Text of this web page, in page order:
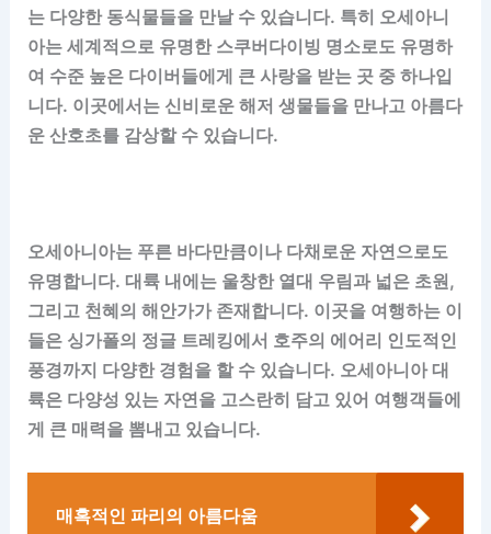
는 다양한 동식물들을 만날 수 있습니다. 특히 오세아니
아는 세계적으로 유명한 스쿠버다이빙 명소로도 유명하
여 수준 높은 다이버들에게 큰 사랑을 받는 곳 중 하나입
니다. 이곳에서는 신비로운 해저 생물들을 만나고 아름다
운 산호초를 감상할 수 있습니다.
오세아니아는 푸른 바다만큼이나 다채로운 자연으로도
유명합니다. 대륙 내에는 울창한 열대 우림과 넓은 초원,
그리고 천혜의 해안가가 존재합니다. 이곳을 여행하는 이
들은 싱가폴의 정글 트레킹에서 호주의 에어리 인도적인
풍경까지 다양한 경험을 할 수 있습니다. 오세아니아 대
륙은 다양성 있는 자연을 고스란히 담고 있어 여행객들에
게 큰 매력을 뽐내고 있습니다.
매혹적인 파리의 아름다움